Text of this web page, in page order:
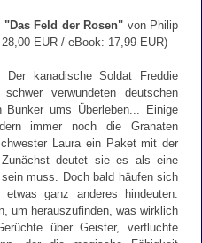
"Das Feld der Rosen" von Philip
EUR / eBook: 17,99 EUR)
Der kanadische Soldat Freddie
verwundeten deutschen
Bunker ums Überleben... Einige
immer noch die Granaten
Laura ein Paket mit der
deutet sie es als eine
muss. Doch bald häufen sich
ganz anderes hindeuten.
um herauszufinden, was wirklich
über Geister, verfluchte